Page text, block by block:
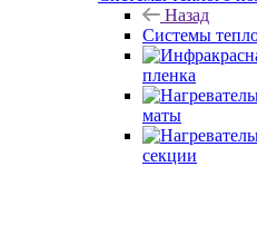
Назад
Системы
пленка
маты
секции